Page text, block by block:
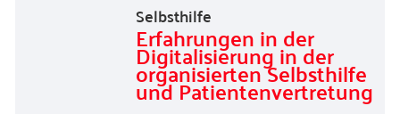
Selbsthilfe
Erfahrungen in der
Digitalisierung in der
organisierten Selbsthilfe
und Patientenvertretung